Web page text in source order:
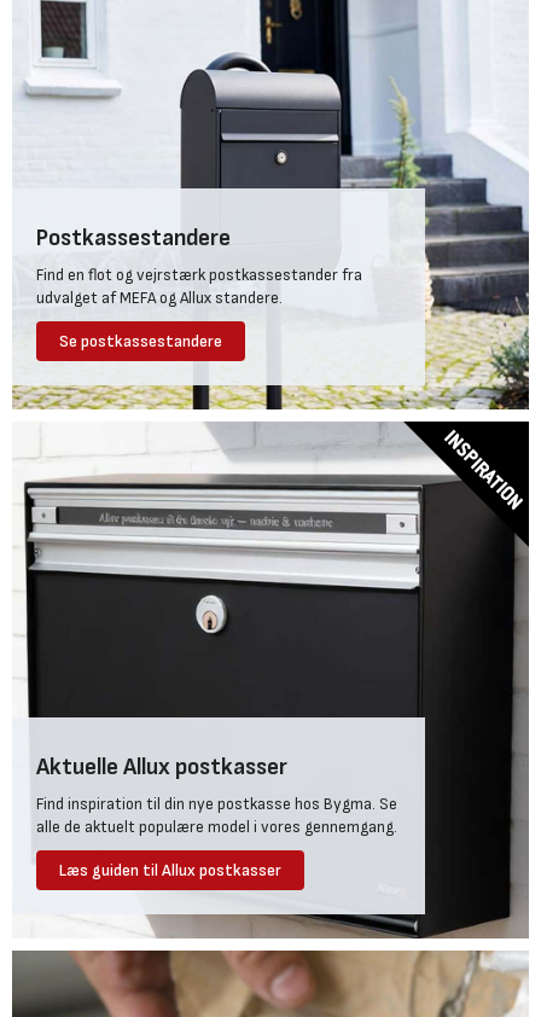
Postkassestandere
Find en flot og vejrstærk postkassestander fra
udvalget af MEFA og Allux standere.
Se postkassestandere
Aktuelle Allux postkasser
Find inspiration til din nye postkasse hos Bygma. Se
alle de aktuelt populære model i vores gennemgang.
Læs guiden til Allux postkasser